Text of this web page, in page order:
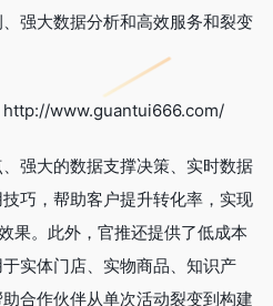
强大数据分析和高效服务和裂变
http://www.guantui666.com/
强大的数据支撑决策、实时数据
巧，帮助客户提升转化率，实现
果。此外，官推还提供了低成本
实体门店、实物商品、知识产
合作伙伴从单次活动裂变到构建